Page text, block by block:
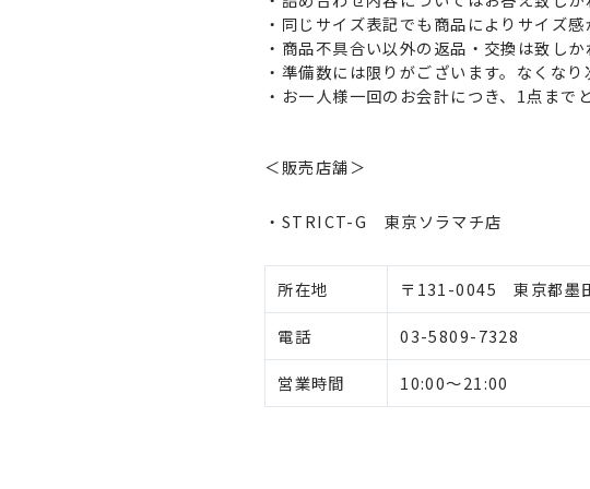
・同じサイズ表記でも商品によりサイズ感
・商品不具合い以外の返品・交換は致しか
・準備数には限りがございます。なくな
・お一人様一回のお会計につき、1点まで
＜販売店舗＞
・STRICT-G 東京ソラマチ店
所在地 〒131-0045 東京都墨
電話 03-5809-7328
営業時間 10:00～21:00